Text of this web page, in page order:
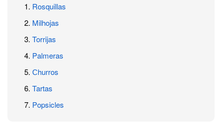
Rosquillas
Milhojas
Torrijas
Palmeras
Сhurros
Tartas
Popsicles